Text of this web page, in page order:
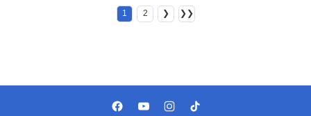
1 2 ❯ ❯❯